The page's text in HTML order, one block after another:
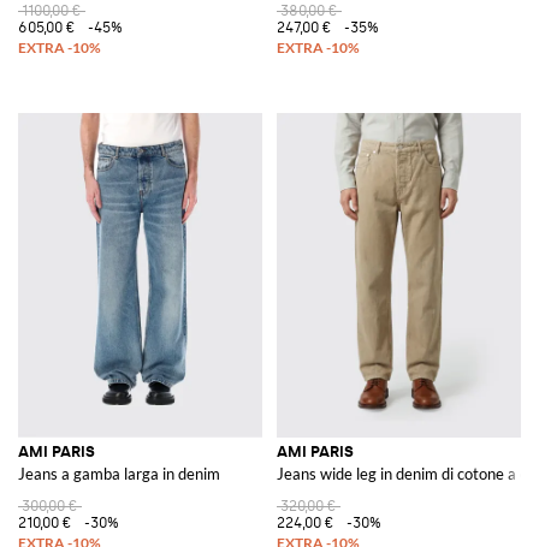
1100,00 €
605,00 €
-45%
380,00 €
247,00 €
-35%
AMI PARIS
Jeans a gamba larga in denim
300,00 €
210,00 €
-30%
AMI PARIS
Jeans wide leg in denim di cotone a
320,00 €
224,00 €
-30%